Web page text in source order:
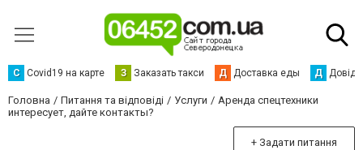
С Сovid19 на карте З Заказать такси Д Доставка еды Д
Головна Питання та відповіді Услуги
Аренда спецтехники
интересует, дайте контакты?
+ Задати питання